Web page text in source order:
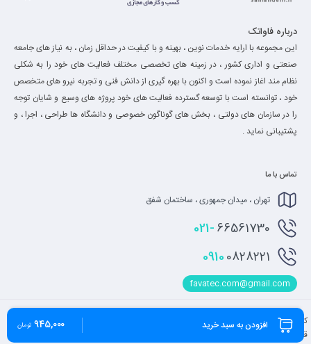
افزودن به سبد خرید 945,000 تومان
درباره فاواتک
این مجموعه با ارایه خدمات نوین ، بهینه و با کیفیت در حداقل زمان ، به نیاز های جامعه
صنعتی و اداری کشور ، در زمینه های تخصصی مختلف فعالیت های خود را به شکلی
نظام مند اغاز نموده است و اکنون با بهره گیری از دانش فنی و تجربه نیرو های متخصص
خود ، توانسته است با توسعه گسترده فعالیت های خود پروژه های وسیع و شایان توجه
را در سازمان های دولتی ، بخش های گوناگون خصوصی و دانشگاه ها طراحی ، اجرا ، و
پشتیبانی نماید .
تماس با ما
تهران ، میدان جمهوری ، ساختمان شفق
021-66561730
09100828221
favatec.com@gmail.com
کلیه حقوق مادی و معنوی برای این سایت محفوظ می باشد و هرگونه کپی برداری شامل پیگرد
قانونی می باشد.